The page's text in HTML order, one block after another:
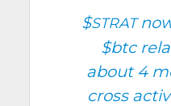
$STRAT
$btc
about 4
cross